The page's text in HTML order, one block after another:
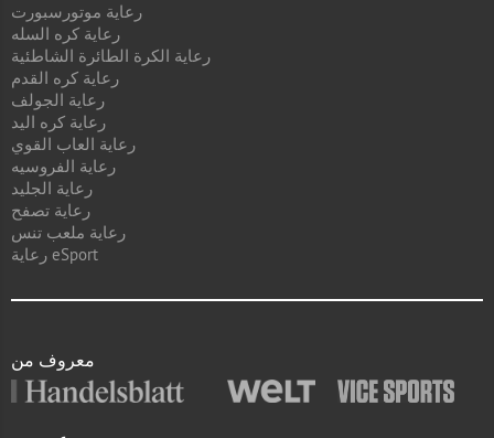
رعاية موتورسبورت
رعاية كره السله
رعاية الكرة الطائرة الشاطئية
رعاية كره القدم
رعاية الجولف
رعاية كره اليد
رعاية العاب القوي
رعاية الفروسيه
رعاية الجليد
رعاية تصفح
رعاية ملعب تنس
رعاية eSport
معروف من